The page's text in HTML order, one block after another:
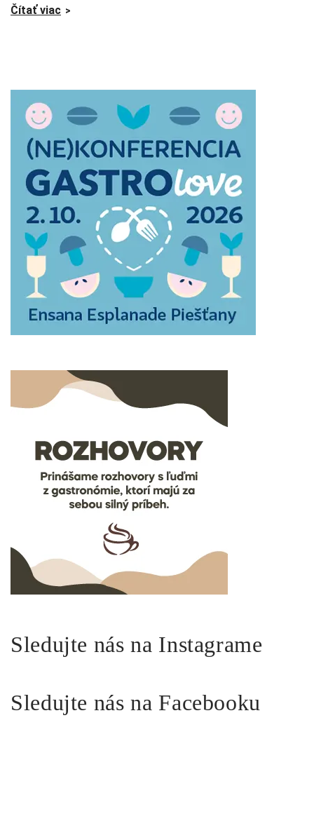
Čítať viac
Sledujte nás na Instagrame
Sledujte nás na Facebooku